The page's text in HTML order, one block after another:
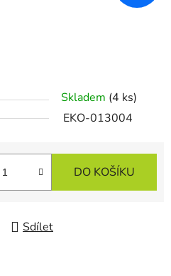
Skladem (4 ks)
EKO-013004
DO KOŠÍKU
Sdílet